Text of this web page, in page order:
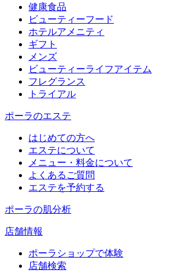
健康食品
ビューティーフード
ホテルアメニティ
ギフト
メンズ
ビューティーライフアイテム
フレグランス
トライアル
ポーラのエステ
はじめての方へ
エステについて
メニュー・料金について
よくあるご質問
エステを予約する
ポーラの肌分析
店舗情報
ポーラショップで体験
店舗検索